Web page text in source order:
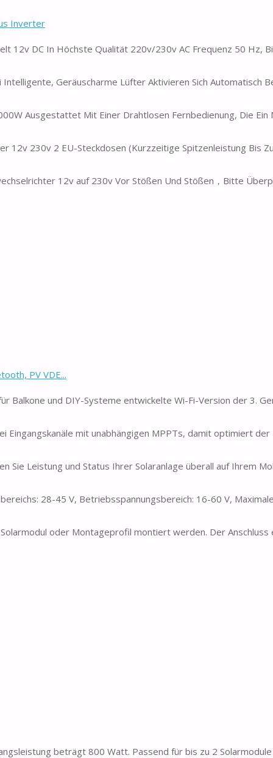
Inverter
12v DC In Höchste Qualität 220v/230v AC Frequenz 50 Hz,
Intelligente, Geräuscharme Lüfter Aktivieren Sich Automatisch
Ausgestattet Mit Einer Drahtlosen Fernbedienung, Die Ein
12v 230v 2 EU-Steckdosen (Kurzzeitige Spitzenleistung Bis
12v auf 230v Vor Stößen Und Stößen，Bitte
PV VDE...
Balkone und DIY-Systeme entwickelte Wi-Fi-Version der 3.
mit unabhängigen MPPTs, damit optimiert der
Leistung und Status Ihrer Solaranlage überall auf Ihrem
28-45 V, Betriebsspannungsbereich: 16-60 V,
oder Montageprofil montiert werden. Der
beträgt 800 Watt. Passend für bis zu 2